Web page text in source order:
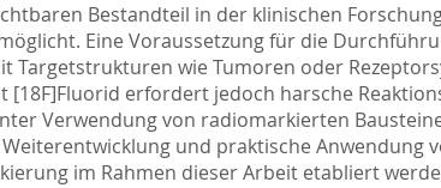
Bestandteil in der klinischen
Eine Voraussetzung für die
wie Tumoren oder
erfordert jedoch harsche
Verwendung von radiomarkierten
und praktische Anwendung
im Rahmen dieser Arbeit etabliert